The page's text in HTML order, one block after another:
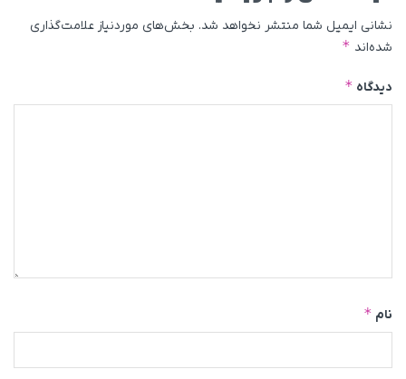
نشانی ایمیل شما منتشر نخواهد شد. بخش‌های موردنیاز علامت‌گذاری
شده‌اند *
دیدگاه *
نام *